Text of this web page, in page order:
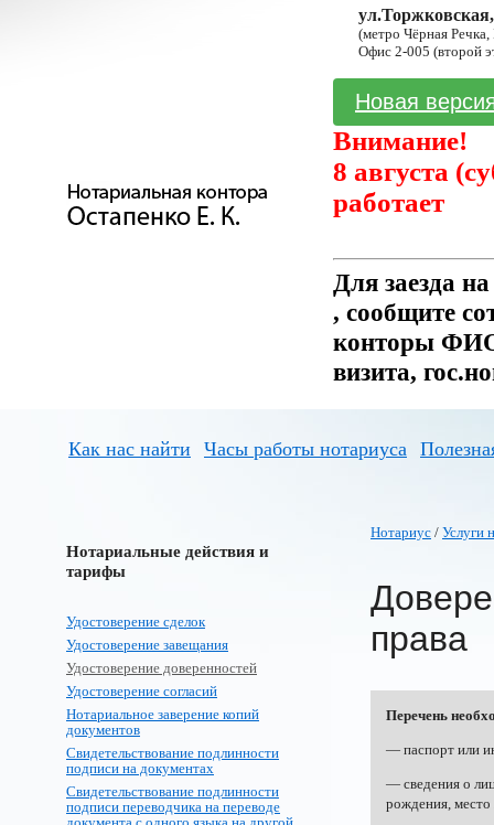
(метро Чёрная
Офис 2-005 (второй
Новая
Внимание!
8 августа
работает
Для заезда
, сообщите
конторы ФИО
визита,
Как нас найти Часы работы нотариуса
Нотариальные действия и
тарифы
Удостоверение сделок
Удостоверение завещания
Удостоверение доверенностей
Удостоверение согласий
Нотариальное заверение копий
документов
Свидетельствование подлинности
подписи на документах
Свидетельствование подлинности
подписи переводчика на переводе
Нотариус / Услуги
права
Перечень
— паспорт или
— сведения о
рождения, место